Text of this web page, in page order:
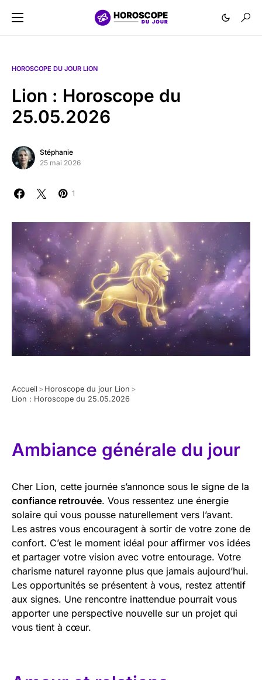
HOROSCOPE DU JOUR LION
Lion : Horoscope du
25.05.2026
Stéphanie
25 mai 2026
1
Accueil > Horoscope du jour Lion >
Lion : Horoscope du 25.05.2026
Ambiance générale du jour
Cher Lion, cette journée s’annonce sous le signe de la
confiance retrouvée. Vous ressentez une énergie
solaire qui vous pousse naturellement vers l’avant.
Les astres vous encouragent à sortir de votre zone de
confort. C’est le moment idéal pour affirmer vos idées
et partager votre vision avec votre entourage. Votre
charisme naturel rayonne plus que jamais aujourd’hui.
Les opportunités se présentent à vous, restez attentif
aux signes. Une rencontre inattendue pourrait vous
apporter une perspective nouvelle sur un projet qui
vous tient à cœur.